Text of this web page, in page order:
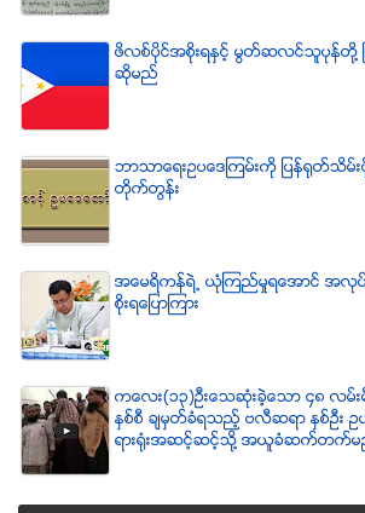
ဖိလစ္ပိုင္အစိုးရႏွင့္ မြတ္ဆလင္သူပုန္တို႔ ၿ
ဆိုမည္
ဘာသာေရးဥပေဒၾကမ္းကို ျပန္ရုတ္သိမ္
တိုက္တြန္း
အေမရိကန္ရဲ႕ ယံုၾကည္မႈရေအာင္ အလု
စုိးရေျပာၾကား
ကေလး(၁၃)ဦးေသဆံုးခဲ့ေသာ ၄၈ လမ္းမီ
ႏွစ္စီ ခ်မွတ္ခံရသည့္ ဗလီဆရာ ႏွစ္ဦး
ရားရံုးအဆင့္ဆင့္သို႔ အယူခံဆက္တက္မ